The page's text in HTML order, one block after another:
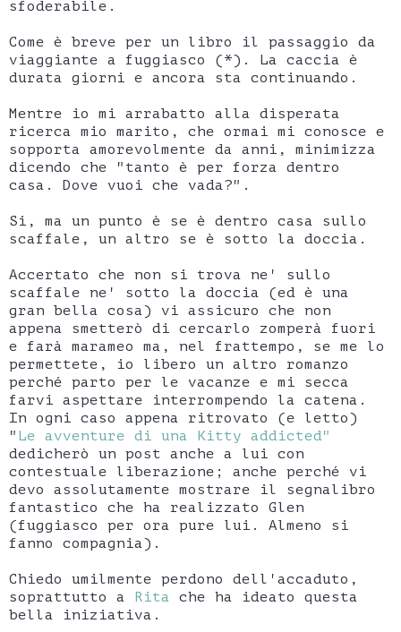
sfoderabile.
Come è breve per un libro il passaggio da
viaggiante a fuggiasco (*). La caccia è
durata giorni e ancora sta continuando.
Mentre io mi arrabatto alla disperata
ricerca mio marito, che ormai mi conosce e
sopporta amorevolmente da anni, minimizza
dicendo che "tanto è per forza dentro
casa. Dove vuoi che vada?".
Si, ma un punto è se è dentro casa sullo
scaffale, un altro se è sotto la doccia.
Accertato che non si trova ne' sullo
scaffale ne' sotto la doccia (ed è una
gran bella cosa) vi assicuro che non
appena smetterò di cercarlo zomperà fuori
e farà marameo ma, nel frattempo, se me lo
permettete, io libero un altro romanzo
perché parto per le vacanze e mi secca
farvi aspettare interrompendo la catena.
In ogni caso appena ritrovato (e letto)
" Le avventure di una Kitty addicted"
dedicherò un post anche a lui con
contestuale liberazione; anche perché vi
devo assolutamente mostrare il segnalibro
fantastico che ha realizzato Glen
(fuggiasco per ora pure lui. Almeno si
fanno compagnia).
Chiedo umilmente perdono dell'accaduto,
soprattutto a Rita che ha ideato questa
bella iniziativa.